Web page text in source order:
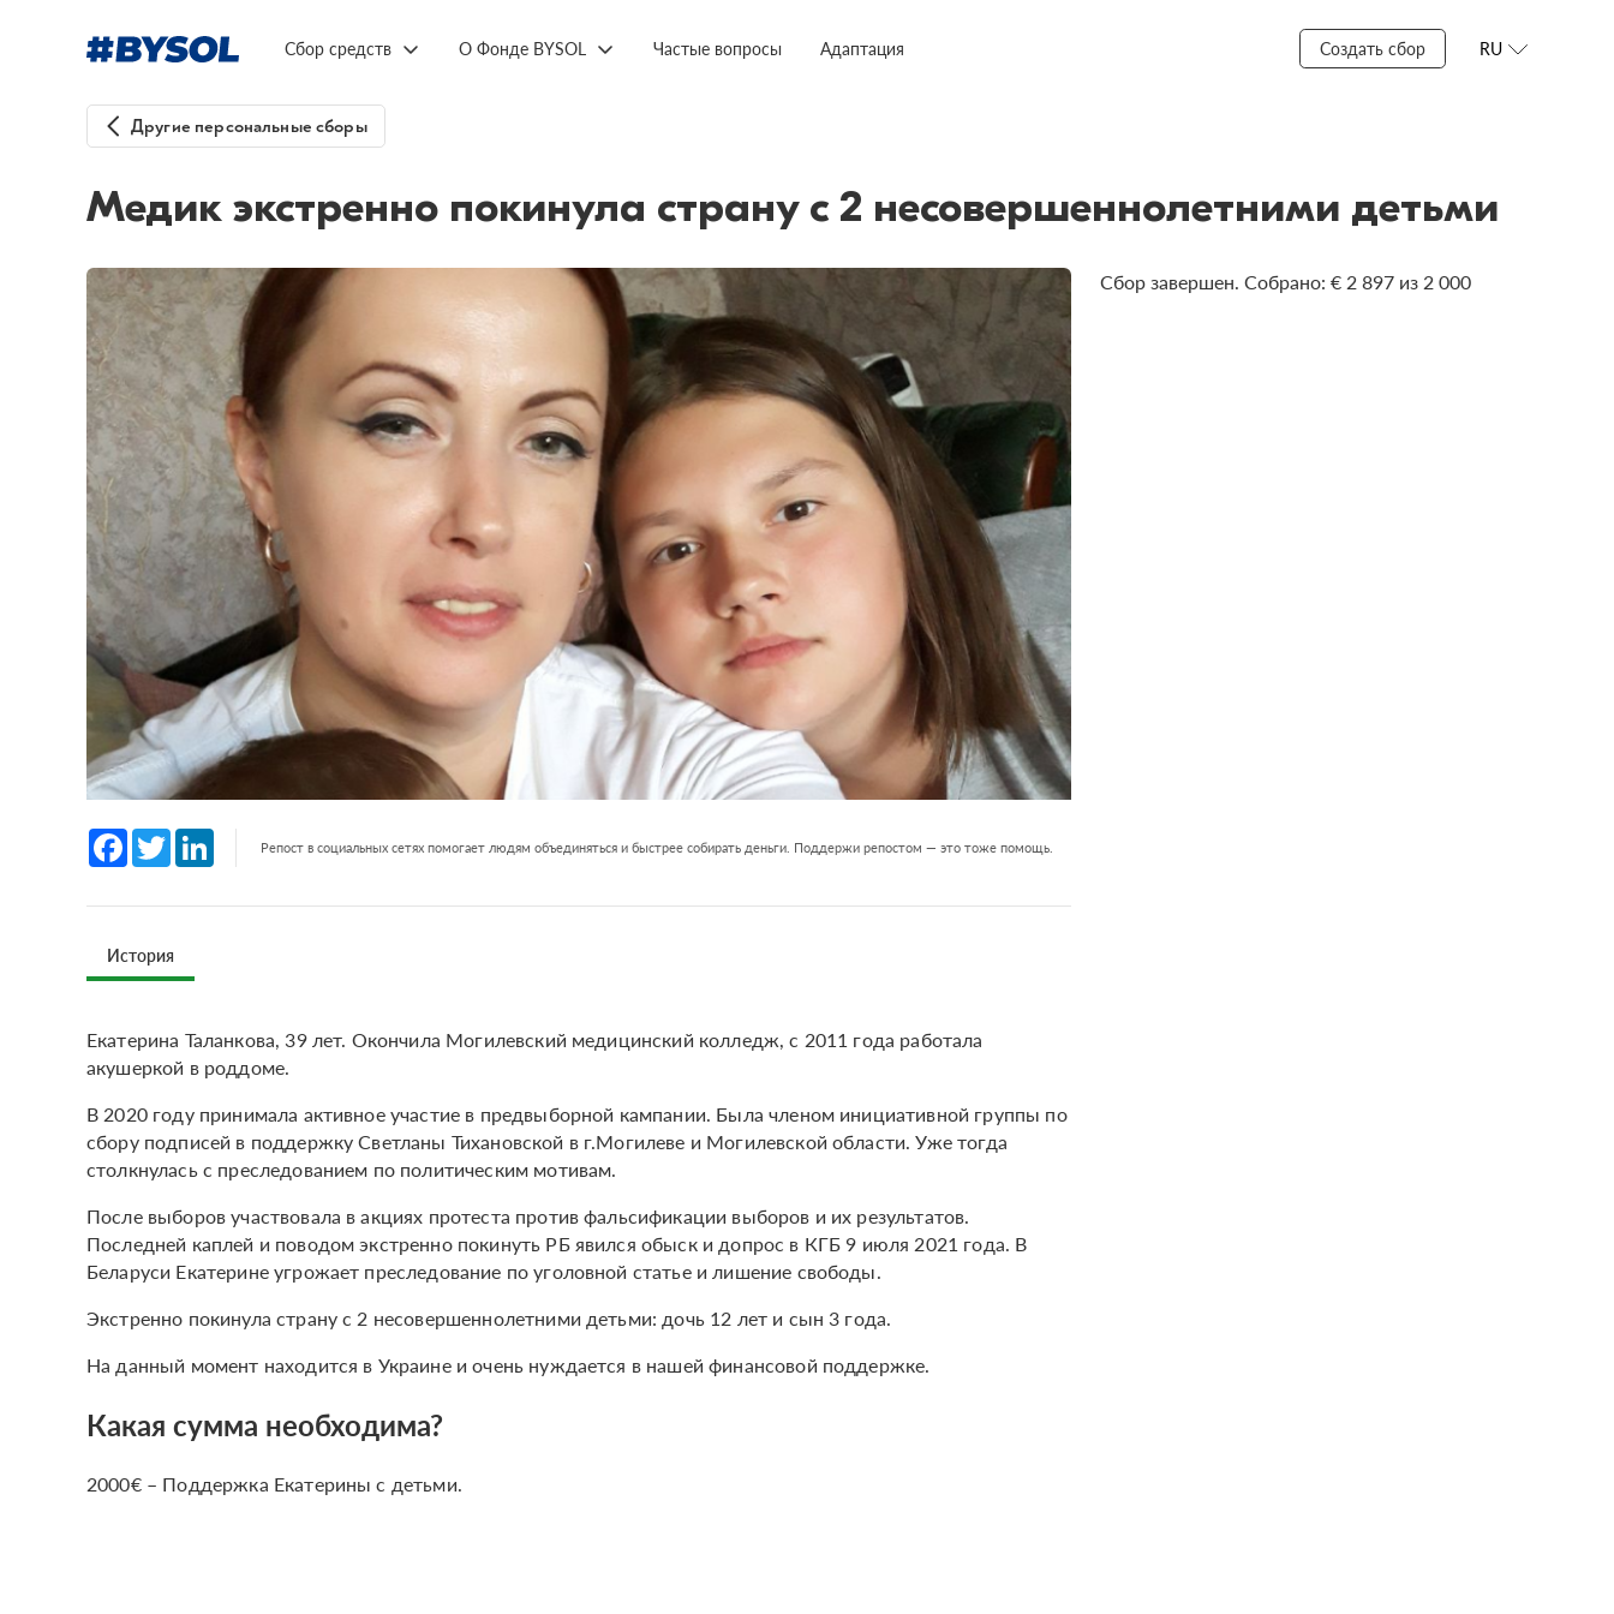
Сбор средств О Фонде BYSOL Частые вопросы Адаптация Создать сбор RU
Другие персональные сборы
Медик экстренно покинула страну с 2 несовершеннолетними детьми
Facebook
Twitter LinkedInРепост в социальных сетях помогает людям объединяться и быстрее собирать деньги. Поддержи репостом — это тоже помощь.
История
Екатерина Таланкова, 39 лет. Окончила Могилевский медицинский колледж, с 2011 года работала
акушеркой в роддоме.
В 2020 году принимала активное участие в предвыборной кампании. Была членом инициативной группы по
сбору подписей в поддержку Светланы Тихановской в г.Могилеве и Могилевской области. Уже тогда
столкнулась с преследованием по политическим мотивам.
После выборов участвовала в акциях протеста против фальсификации выборов и их результатов.
Последней каплей и поводом экстренно покинуть РБ явился обыск и допрос в КГБ 9 июля 2021 года. В
Беларуси Екатерине угрожает преследование по уголовной статье и лишение свободы.
Экстренно покинула страну с 2 несовершеннолетними детьми: дочь 12 лет и сын 3 года.
На данный момент находится в Украине и очень нуждается в нашей финансовой поддержке.
Какая сумма необходима?
2000€ – Поддержка Екатерины с детьми.
Сбор завершен. Собрано: € 2 897 из 2 000